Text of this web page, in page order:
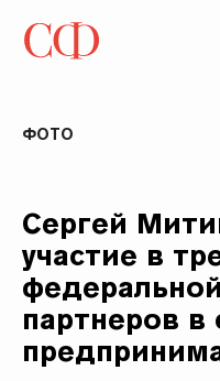
ФОТО
Сергей
участие в
партнеров